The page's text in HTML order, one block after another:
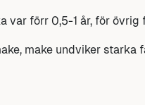
var förr 0,5-1 år, för
make undviker starka